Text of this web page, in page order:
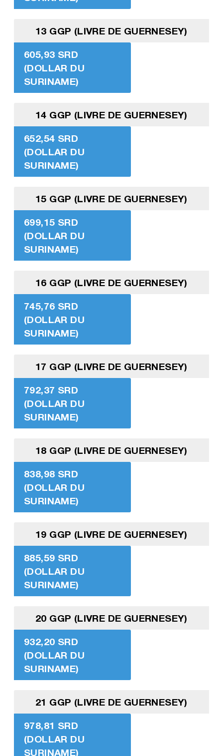
13 GGP (LIVRE DE GUERNESEY)
605,93 SRD
(DOLLAR DU
SURINAME)
14 GGP (LIVRE DE GUERNESEY)
652,54 SRD
(DOLLAR DU
SURINAME)
15 GGP (LIVRE DE GUERNESEY)
699,15 SRD
(DOLLAR DU
SURINAME)
16 GGP (LIVRE DE GUERNESEY)
745,76 SRD
(DOLLAR DU
SURINAME)
17 GGP (LIVRE DE GUERNESEY)
792,37 SRD
(DOLLAR DU
SURINAME)
18 GGP (LIVRE DE GUERNESEY)
838,98 SRD
(DOLLAR DU
SURINAME)
19 GGP (LIVRE DE GUERNESEY)
885,59 SRD
(DOLLAR DU
SURINAME)
20 GGP (LIVRE DE GUERNESEY)
932,20 SRD
(DOLLAR DU
SURINAME)
21 GGP (LIVRE DE GUERNESEY)
978,81 SRD
(DOLLAR DU
SURINAME)